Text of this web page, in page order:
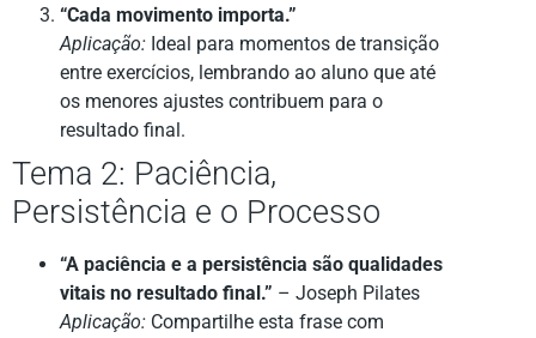
“Cada movimento importa.”
Aplicação: Ideal para momentos de transição
entre exercícios, lembrando ao aluno que até
os menores ajustes contribuem para o
resultado final.
Tema 2: Paciência,
Persistência e o Processo
“A paciência e a persistência são qualidades
vitais no resultado final.” – Joseph Pilates
Aplicação: Compartilhe esta frase com